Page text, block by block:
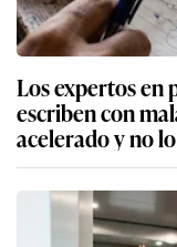
Los expertos en
escriben con
acelerado y no